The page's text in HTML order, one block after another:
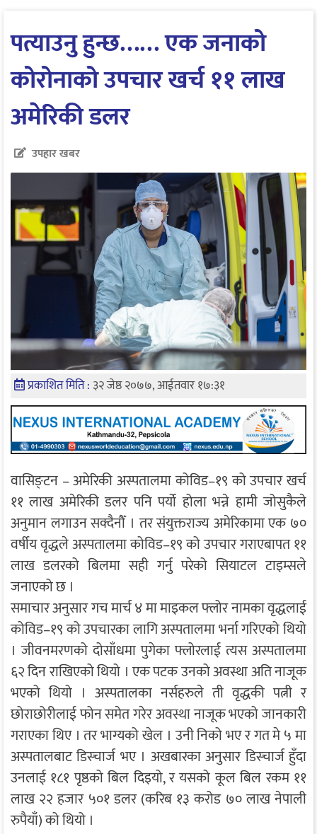
पत्याउनु हुन्छ…… एक जनाको
कोरोनाको उपचार खर्च ११ लाख
अमेरिकी डलर
उपहार खबर
प्रकाशित मिति : ३२ जेष्ठ २०७७, आईतवार १७:३१
वासिङ्टन – अमेरिकी अस्पतालमा कोविड–१९ को उपचार खर्च
११ लाख अमेरिकी डलर पनि पर्यो होला भन्ने हामी जोसुकैले
अनुमान लगाउन सक्दैनौँ । तर संयुक्तराज्य अमेरिकामा एक ७०
वर्षीय वृद्धले अस्पतालमा कोविड–१९ को उपचार गराएबापत ११
लाख डलरको बिलमा सही गर्नु परेको सियाटल टाइम्सले
जनाएको छ ।
समाचार अनुसार गच मार्च ४ मा माइकल फ्लोर नामका वृद्धलाई
कोविड–१९ को उपचारका लागि अस्पतालमा भर्ना गरिएको थियो
। जीवनमरणको दोसाँधमा पुगेका फ्लोरलाई त्यस अस्पतालमा
६२ दिन राखिएको थियो । एक पटक उनको अवस्था अति नाजूक
भएको थियो । अस्पतालका नर्सहरुले ती वृद्धकी पत्नी र
छोराछोरीलाई फोन समेत गरेर अवस्था नाजूक भएको जानकारी
गराएका थिए । तर भाग्यको खेल । उनी निको भए र गत मे ५ मा
अस्पतालबाट डिस्चार्ज भए । अखबारका अनुसार डिस्चार्ज हुँदा
उनलाई १८१ पृष्ठको बिल दिइयो, र यसको कूल बिल रकम ११
लाख २२ हजार ५०१ डलर (करिब १३ करोड ७० लाख नेपाली
रुपैयाँ) को थियो ।